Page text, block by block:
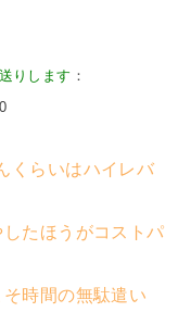
りします ：
くらいはハイレバ
たほうがコストパ
時間の無駄遣い